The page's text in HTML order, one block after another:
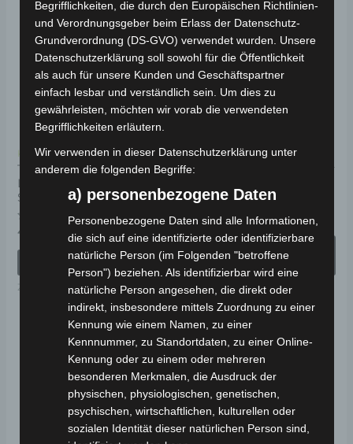
Kostenloser Versand
Topcase Universal 29
Liter (Schnellmontage-
System)
Bewertet
0
49,00
IN DEN WARENKORB
Zubehör
Kostenloser Versand
FEVER Jethelm mit Visier
Bewertet
mit
0
von
5
49,00€ *
AUSFÜHRUNG
WÄHLEN
HELME
Dieses
Produkt
weist
mehrere
Varianten
Begrifflichkeiten, die durch den Europäischen Richtlinien-
und Verordnungsgeber beim Erlass der Datenschutz-
Grundverordnung (DS-GVO) verwendet wurden. Unsere
Datenschutzerklärung soll sowohl für die Öffentlichkeit
als auch für unsere Kunden und Geschäftspartner
einfach lesbar und verständlich sein. Um dies zu
gewährleisten, möchten wir vorab die verwendeten
Begrifflichkeiten erläutern.
Wir verwenden in dieser Datenschutzerklärung unter
anderem die folgenden Begriffe:
a) personenbezogene Daten
Personenbezogene Daten sind alle Informationen,
die sich auf eine identifizierte oder identifizierbare
natürliche Person (im Folgenden "betroffene
Person") beziehen. Als identifizierbar wird eine
natürliche Person angesehen, die direkt oder
indirekt, insbesondere mittels Zuordnung zu einer
Kennung wie einem Namen, zu einer
Kennnummer, zu Standortdaten, zu einer Online-
Kennung oder zu einem oder mehreren
besonderen Merkmalen, die Ausdruck der
physischen, physiologischen, genetischen,
psychischen, wirtschaftlichen, kulturellen oder
sozialen Identität dieser natürlichen Person sind,